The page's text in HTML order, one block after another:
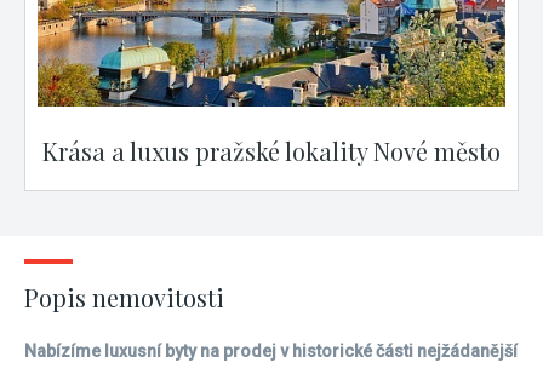
Krása a luxus pražské lokality Nové město
Popis nemovitosti
Nabízíme luxusní byty na prodej v historické části nejžádanější